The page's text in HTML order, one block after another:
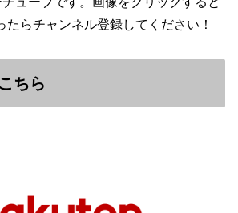
たらチャンネル登録してください！
ちら